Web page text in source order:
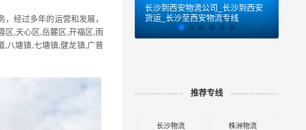
经过多年的运营和发展，
区,天心区,岳麓区,开福区,雨
,八塘镇,七塘镇,健龙镇,广普
长沙到西安物流公司_长沙到西安
货运_长沙至西安物流专线
推荐专线
长沙物流 株洲物流